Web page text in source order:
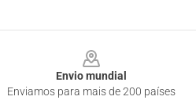
Envio mundial
Enviamos para mais de 200 países